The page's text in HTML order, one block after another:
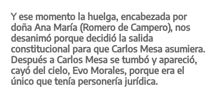
Y ese momento la huelga, encabezada por
doña Ana María (Romero de Campero), nos
desanimó porque decidió la salida
constitucional para que Carlos Mesa asumiera.
Después a Carlos Mesa se tumbó y apareció,
cayó del cielo, Evo Morales, porque era el
único que tenía personería jurídica.